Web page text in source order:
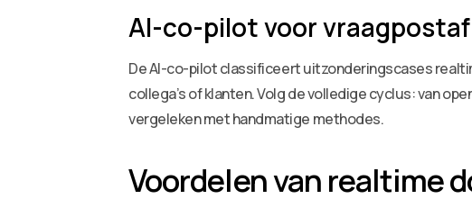
AI-co-pilot voor
De AI-co-pilot classificeert uitzonderingscases
collega’s of klanten. Volg de volledige cyclus: van
vergeleken met handmatige methodes.
Voordelen van realtime